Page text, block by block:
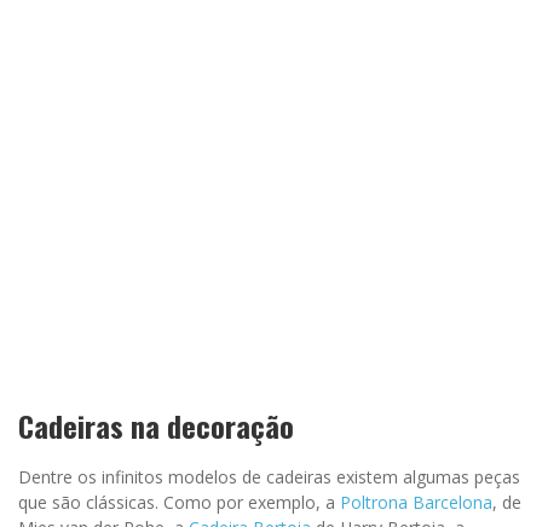
Cadeiras na decoração
Dentre os infinitos modelos de cadeiras existem algumas peças
que são clássicas. Como por exemplo, a Poltrona Barcelona, de